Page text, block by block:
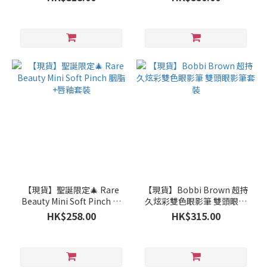
【現貨】聖誕限定🎄 Rare
Beauty Mini Soft Pinch 胭
脂+唇釉套裝
HK$258.00
【現貨】Bobbi Brown 超持
久炫彩雙色眼影筆 雙頭眼影
筆套裝
HK$315.00